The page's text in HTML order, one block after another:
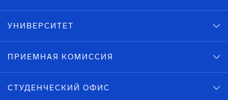
УНИВЕРСИТЕТ
ПРИЕМНАЯ КОМИССИЯ
СТУДЕНЧЕСКИЙ ОФИС